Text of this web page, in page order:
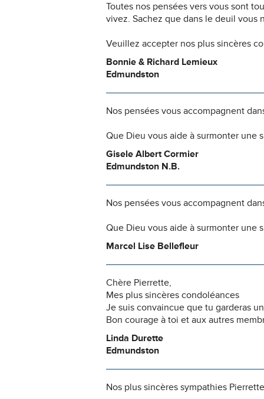
Toutes nos pensées vers vous sont
vivez. Sachez que dans le deuil vous
Veuillez accepter nos plus sincères
Bonnie & Richard Lemieux
Edmundston
Nos pensées vous accompagnent
Que Dieu vous aide à surmonter une
Gisele Albert Cormier
Edmundston N.B.
Nos pensées vous accompagnent
Que Dieu vous aide à surmonter une
Marcel Lise Bellefleur
Chère Pierrette,
Mes plus sincères condoléances
Je suis convaincue que tu garderas
Bon courage à toi et aux autres
Linda Durette
Edmundston
Nos plus sincères sympathies